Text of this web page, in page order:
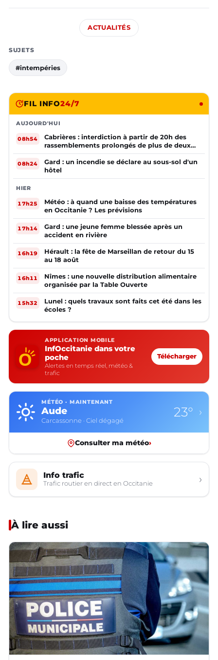
ACTUALITÉS
SUJETS
#intempéries
FIL INFO24/7
AUJOURD'HUI
08h54
Cabrières : interdiction à partir de 20h des
rassemblements prolongés de plus de deux
mineurs non accompagnés d'un adulte
08h24
Gard : un incendie se déclare au sous-sol d'un
hôtel
HIER
17h25
Météo : à quand une baisse des températures
en Occitanie ? Les prévisions
17h14
Gard : une jeune femme blessée après un
accident en rivière
16h19
Hérault : la fête de Marseillan de retour du 15
au 18 août
16h11
Nîmes : une nouvelle distribution alimentaire
organisée par la Table Ouverte
15h32
Lunel : quels travaux sont faits cet été dans les
écoles ?
APPLICATION MOBILE
InfOccitanie dans votre
poche
Alertes en temps réel, météo &
trafic
Télécharger
MÉTÉO · MAINTENANT
Aude
Carcassonne · Ciel dégagé
23° ›
Consulter ma météo›
Info trafic
Trafic routier en direct en Occitanie ›
À lire aussi